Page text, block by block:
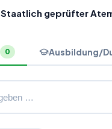
Staatlich geprüfter
0 Ausbildung/